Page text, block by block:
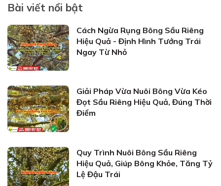
Bài viết nổi bật
Cách Ngừa Rụng Bông Sầu Riêng
Hiệu Quả - Định Hình Tướng Trái
Ngay Từ Nhỏ
Giải Pháp Vừa Nuôi Bông Vừa Kéo
Đọt Sầu Riêng Hiệu Quả, Đúng Thời
Điểm
Quy Trình Nuôi Bông Sầu Riêng
Hiệu Quả, Giúp Bông Khỏe, Tăng Tỷ
Lệ Đậu Trái